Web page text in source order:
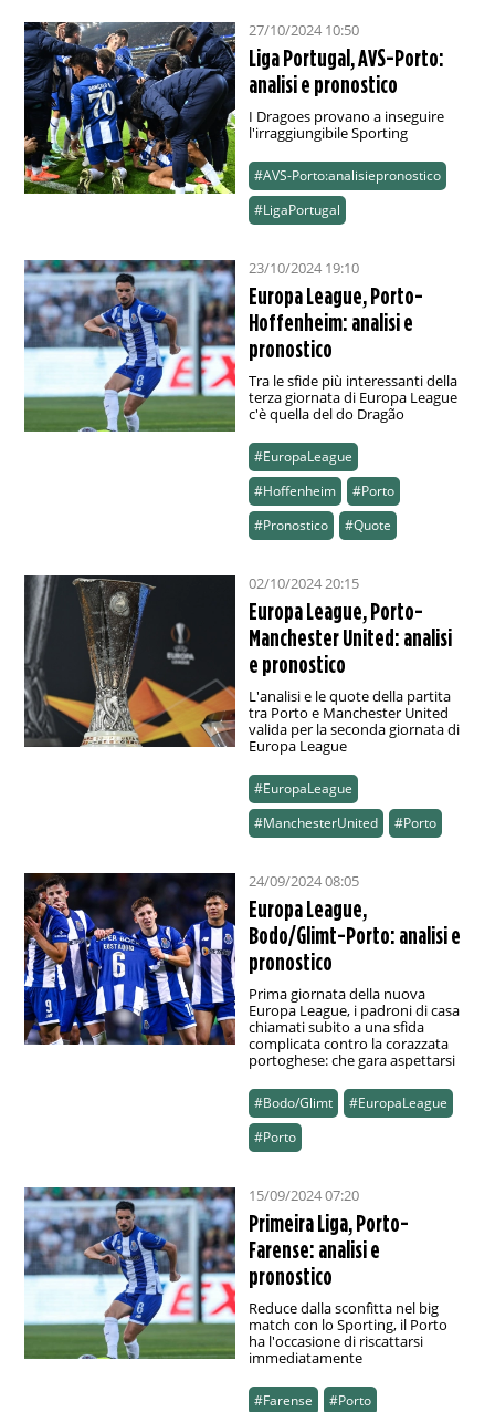
27/10/2024 10:50
Liga Portugal, AVS-Porto:
analisi e pronostico
I Dragoes provano a inseguire
l'irraggiungibile Sporting
#AVS-Porto:analisiepronostico
#LigaPortugal
23/10/2024 19:10
Europa League, Porto-
Hoffenheim: analisi e
pronostico
Tra le sfide più interessanti della
terza giornata di Europa League
c'è quella del do Dragão
#EuropaLeague
#Hoffenheim
#Porto
#Pronostico
#Quote
02/10/2024 20:15
Europa League, Porto-
Manchester United: analisi
e pronostico
L'analisi e le quote della partita
tra Porto e Manchester United
valida per la seconda giornata di
Europa League
#EuropaLeague
#ManchesterUnited
#Porto
24/09/2024 08:05
Europa League,
Bodo/Glimt-Porto: analisi e
pronostico
Prima giornata della nuova
Europa League, i padroni di casa
chiamati subito a una sfida
complicata contro la corazzata
portoghese: che gara aspettarsi
#Bodo/Glimt
#EuropaLeague
#Porto
15/09/2024 07:20
Primeira Liga, Porto-
Farense: analisi e
pronostico
Reduce dalla sconfitta nel big
match con lo Sporting, il Porto
ha l'occasione di riscattarsi
immediatamente
#Farense
#Porto